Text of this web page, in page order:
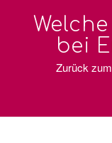
bei
Zurück